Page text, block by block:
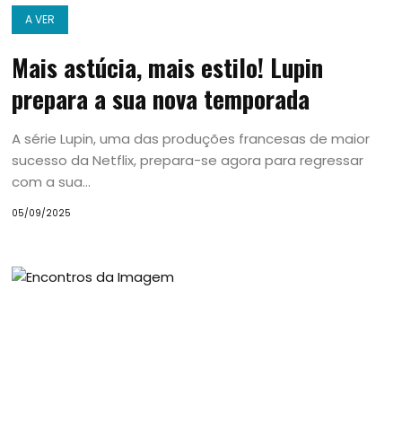
A VER
Mais astúcia, mais estilo! Lupin
prepara a sua nova temporada
A série Lupin, uma das produções francesas de maior
sucesso da Netflix, prepara-se agora para regressar
com a sua...
05/09/2025